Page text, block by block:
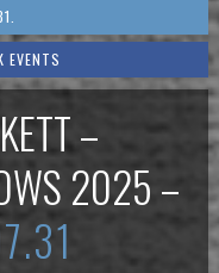
EVENTS
–
2025 –